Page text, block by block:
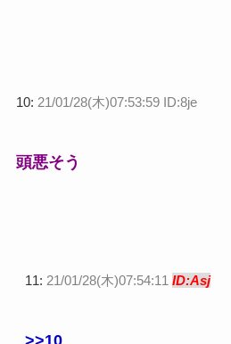
10: 21/01/28(木)07:53:59 ID:8je
頭悪そう
11: 21/01/28(木)07:54:11 ID:Asj